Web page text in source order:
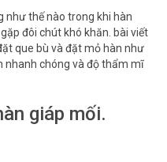
như thế nào trong khi hàn
đôi chút khó khăn. bài viết
que bù và đặt mỏ hàn như
nhanh chóng và độ thẩm mĩ
giáp mối.